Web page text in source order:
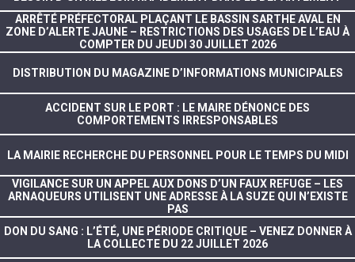
ARRÊTÉ PRÉFECTORAL PLAÇANT LE BASSIN SARTHE AVAL EN
ZONE D’ALERTE JAUNE – RESTRICTIONS DES USAGES DE L’EAU À
COMPTER DU JEUDI 30 JUILLET 2026
DISTRIBUTION DU MAGAZINE D’INFORMATIONS MUNICIPALES
ACCIDENT SUR LE PORT : LE MAIRE DÉNONCE DES
COMPORTEMENTS IRRESPONSABLES
LA MAIRIE RECHERCHE DU PERSONNEL POUR LE TEMPS DU MIDI
VIGILANCE SUR UN APPEL AUX DONS D’UN FAUX REFUGE – LES
ARNAQUEURS UTILISENT UNE ADRESSE À LA SUZE QUI N’EXISTE
PAS
DON DU SANG : L’ÉTÉ, UNE PÉRIODE CRITIQUE – VENEZ DONNER À
LA COLLECTE DU 22 JUILLET 2026